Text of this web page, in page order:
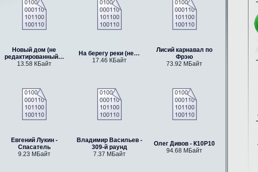
Новый дом (не
редактированный…
13.58 КБайт
На берегу реки (не…
17.46 КБайт
Лисий карнавал по
Фрэю
73.92 МБайт
Евгений Лукин -
Спасатель
9.23 МБайт
Владимир Васильев -
309-й раунд
7.37 МБайт
Олег Дивов - К10Р10
94.68 МБайт